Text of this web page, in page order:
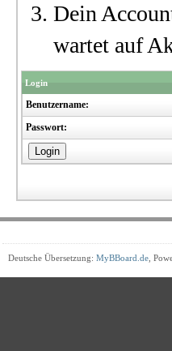
Dein
wartet auf
Login
Benutzername:
Passwort:
Deutsche Übersetzung: MyBBoard.de ,